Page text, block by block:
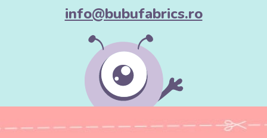
info@bubufabrics.ro